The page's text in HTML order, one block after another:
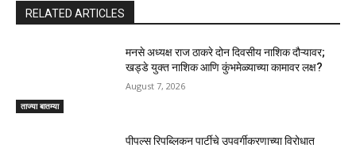
RELATED ARTICLES
ताज्या बातम्या
मनसे अध्यक्ष राज ठाकरे दोन दिवसीय नाशिक दौऱ्यावर;
खड्डे युक्त नाशिक आणि कुंभमेळ्याच्या कामावर लक्ष?
August 7, 2026
पीपल्स रिपब्लिकन पार्टीचे उपवर्गीकरणाच्या विरोधात